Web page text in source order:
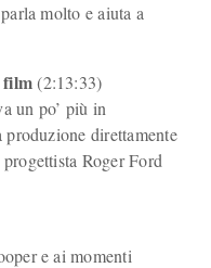
molto e aiuta a
film(2:13:33)
un po’ più in
direttamente
Roger Ford
e ai momenti